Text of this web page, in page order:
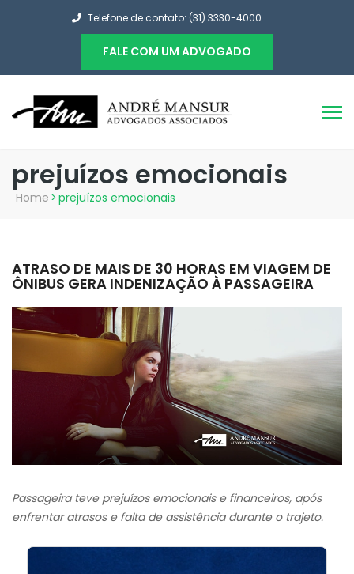
Telefone de contato: (31) 3330-4000
FALE COM UM ADVOGADO
prejuízos emocionais
Home > prejuízos emocionais
ATRASO DE MAIS DE 30 HORAS EM VIAGEM DE
ÔNIBUS GERA INDENIZAÇÃO À PASSAGEIRA
Passageira teve prejuízos emocionais e financeiros, após
enfrentar atrasos e falta de assistência durante o trajeto.